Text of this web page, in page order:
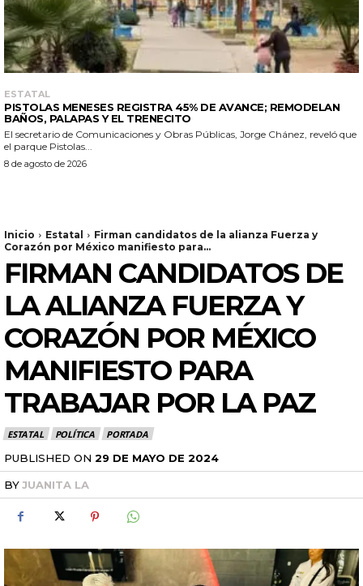
ESTATAL
PISTOLAS MENESES REGISTRA 45% DE AVANCE; REMODELAN
BAÑOS, PALAPAS Y EL TRENECITO
El secretario de Comunicaciones y Obras Públicas, Jorge Chánez, reveló que
el parque Pistolas...
8 de agosto de 2026